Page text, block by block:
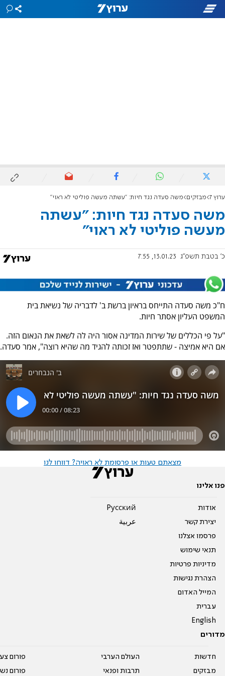
ערוץ 7 מבזקים משה סעדה נגד חיות: "עשתה מעשה פוליטי לא ראוי"
משה סעדה נגד חיות: "עשתה
מעשה פוליטי לא ראוי"
כ' בטבת תשפ"ג 13.01.23, 7:55
ח"כ משה סעדה התייחס בראיון ברשת ב' לדבריה של נשיאת בית
המשפט העליון אסתר חיות.
"על פי הכללים של שירות המדינה אסור היה לה לשאת את הנאום הזה.
אם היא אמיצה - שתתפטר ואז זכותה להגיד מה שהיא רוצה", אמר סעדה.
מצאתם טעות או פרסומת לא ראויה? דווחו לנו
פנו אלינו
אודות
יצירת קשר
פרסמו אצלנו
תנאי שימוש
מדיניות פרטיות
הצהרת נגישות
המייל האדום
עברית
English
Pусский
عربية
מדורים
חדשות
מבזקים
העולם הערבי
תרבות ופנאי
פורום
פורום